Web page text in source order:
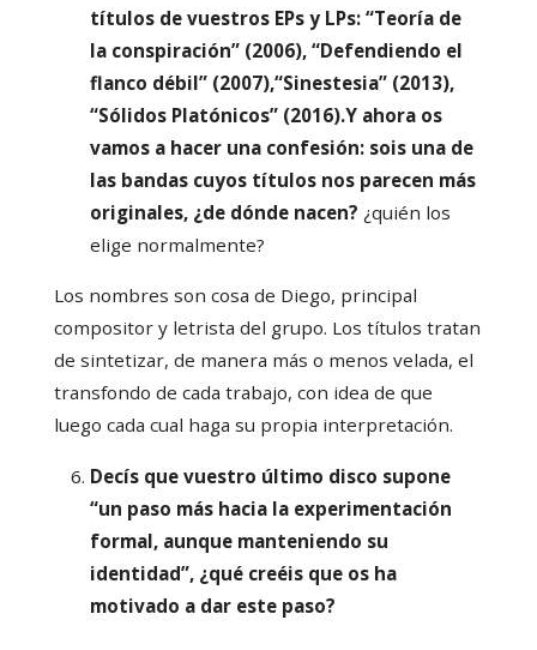
títulos de vuestros EPs y LPs:“Teoría de
la conspiración” (2006),“Defendiendo el
flanco débil” (2007),“Sinestesia” (2013),
“Sólidos Platónicos” (2016).Y ahora os
vamos a hacer una confesión: sois una de
las bandas cuyos títulos nos parecen más
originales, ¿de dónde nacen? ¿quién los
elige normalmente?
Los nombres son cosa de Diego, principal
compositor y letrista del grupo. Los títulos tratan
de sintetizar, de manera más o menos velada, el
transfondo de cada trabajo, con idea de que
luego cada cual haga su propia interpretación.
Decís que vuestro último disco supone
“un paso más hacia la experimentación
formal, aunque manteniendo su
identidad”, ¿qué creéis que os ha
motivado a dar este paso?